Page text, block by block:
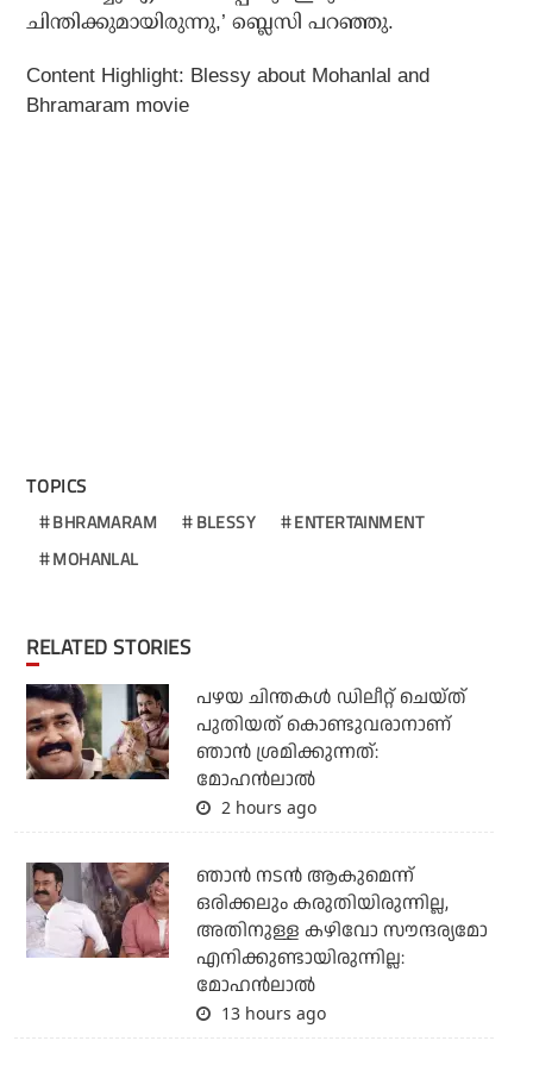
ചിന്തിക്കുമായിരുന്നു,’ ബ്ലെസി പറഞ്ഞു.
Content Highlight: Blessy about Mohanlal and
Bhramaram movie
TOPICS
BHRAMARAM BLESSY
ENTERTAINMENT
MOHANLAL
RELATED STORIES
പഴയ ചിന്തകള്‍ ഡിലീറ്റ് ചെയ്ത്
പുതിയത് കൊണ്ടുവരാനാണ്
ഞാന്‍ ശ്രമിക്കുന്നത്:
മോഹന്‍ലാല്‍
2 hours ago
ഞാൻ നടൻ ആകുമെന്ന്
ഒരിക്കലും കരുതിയിരുന്നില്ല,
അതിനുള്ള കഴിവോ സൗന്ദര്യമോ
എനിക്കുണ്ടായിരുന്നില്ല:
മോഹൻലാൽ
13 hours ago